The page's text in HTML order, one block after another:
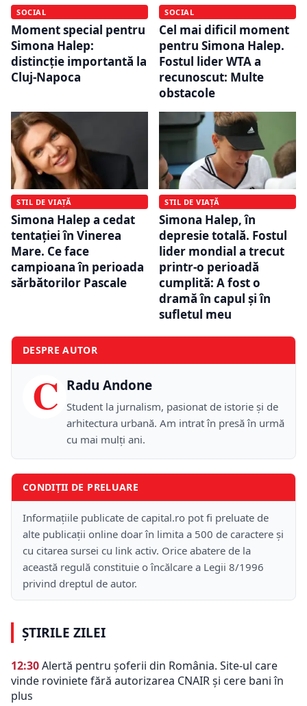
SOCIAL
Moment special pentru
Simona Halep:
distincție importantă la
Cluj-Napoca
SOCIAL
Cel mai dificil moment
pentru Simona Halep.
Fostul lider WTA a
recunoscut: Multe
obstacole
STIL DE VIAȚĂ
Simona Halep a cedat
tentației în Vinerea
Mare. Ce face
campioana în perioada
sărbătorilor Pascale
STIL DE VIAȚĂ
Simona Halep, în
depresie totală. Fostul
lider mondial a trecut
printr-o perioadă
cumplită: A fost o
dramă în capul și în
sufletul meu
DESPRE AUTOR
C Radu Andone
Student la jurnalism, pasionat de istorie și de
arhitectura urbană. Am intrat în presă în urmă
cu mai mulți ani.
CONDIȚII DE PRELUARE
Informațiile publicate de capital.ro pot fi preluate de
alte publicații online doar în limita a 500 de caractere și
cu citarea sursei cu link activ. Orice abatere de la
această regulă constituie o încălcare a Legii 8/1996
privind dreptul de autor.
ȘTIRILE ZILEI
12:30Alertă pentru șoferii din România. Site-ul care
vinde roviniete fără autorizarea CNAIR și cere bani în
plus